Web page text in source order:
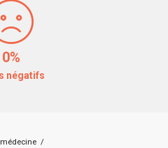
0%
négatifs
médecine /